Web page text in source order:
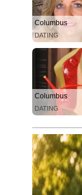
Columbus
DATING
Columbus
DATING